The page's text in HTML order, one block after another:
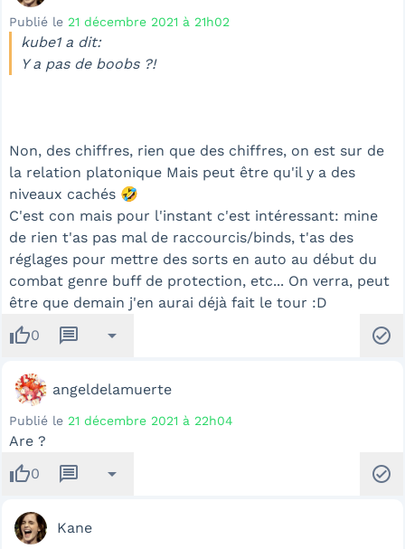
Publié le 21 décembre 2021 à 21h02
kube1 a dit:
Y a pas de boobs ?!
Non, des chiffres, rien que des chiffres, on est sur de
la relation platonique Mais peut être qu'il y a des
niveaux cachés 🤣
C'est con mais pour l'instant c'est intéressant: mine
de rien t'as pas mal de raccourcis/binds, t'as des
réglages pour mettre des sorts en auto au début du
combat genre buff de protection, etc... On verra, peut
être que demain j'en aurai déjà fait le tour :D
thumb_up0 message arrow_drop_down check_circle
angeldelamuerte
Publié le 21 décembre 2021 à 22h04
Are ?
thumb_up0 message arrow_drop_down check_circle
Kane